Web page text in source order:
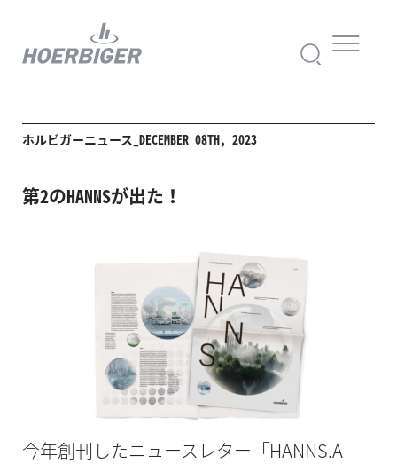
ホルビガーニュース_DECEMBER 08TH, 2023
第2のHANNSが出た！
今年創刊したニュースレター「HANNS.A